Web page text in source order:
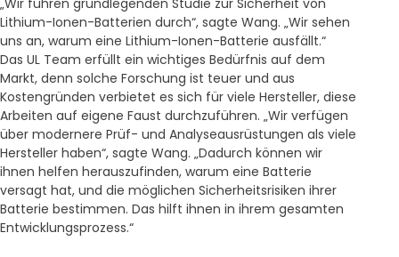
Lithium-Ionen-Batterien durch“, sagte Wang. „Wir sehen
uns an, warum eine Lithium-Ionen-Batterie ausfällt.“
Das UL Team erfüllt ein wichtiges Bedürfnis auf dem
Markt, denn solche Forschung ist teuer und aus
Kostengründen verbietet es sich für viele Hersteller, diese
Arbeiten auf eigene Faust durchzuführen. „Wir verfügen
über modernere Prüf- und Analyseausrüstungen als viele
Hersteller haben“, sagte Wang. „Dadurch können wir
ihnen helfen herauszufinden, warum eine Batterie
versagt hat, und die möglichen Sicherheitsrisiken ihrer
Batterie bestimmen. Das hilft ihnen in ihrem gesamten
Entwicklungsprozess.“